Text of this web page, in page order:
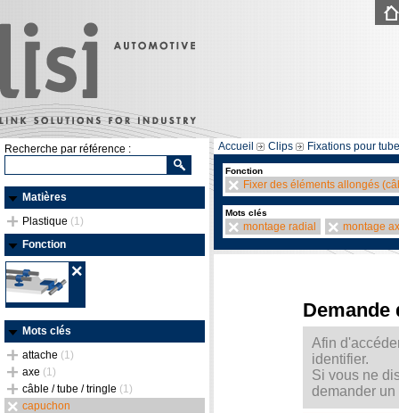
Recherche par référence :
Matières
Plastique (1)
Fonction
Mots clés
attache (1)
axe (1)
câble / tube / tringle (1)
capuchon
Accueil Clips Fixations pour
Fonction
Fixer des éléments allongés
Mots clés
montage radial montage
Demande
Afin
identifier.
Si vous ne
demander